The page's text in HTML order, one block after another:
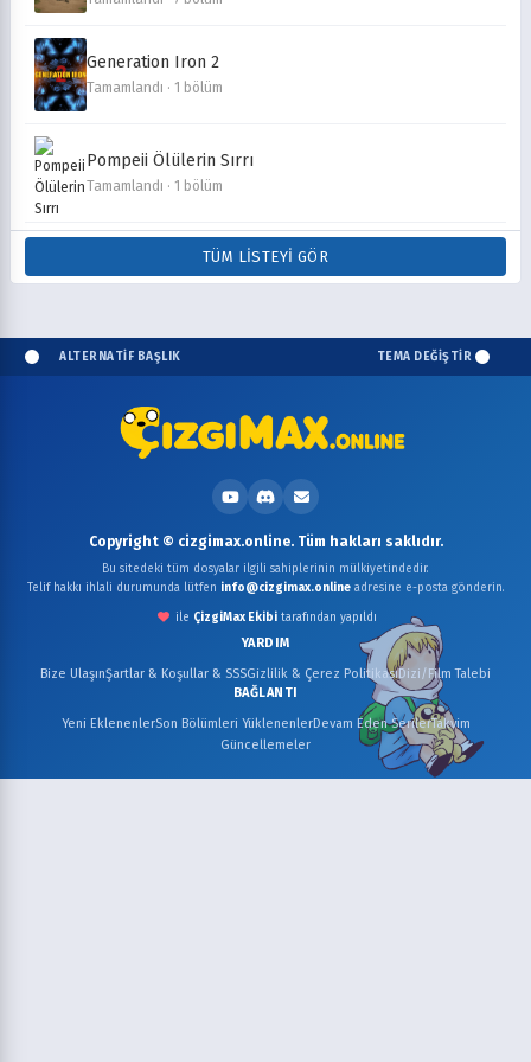
Generation Iron 2
Tamamlandı · 1 bölüm
Pompeii Ölülerin Sırrı
Tamamlandı · 1 bölüm
TÜM LISTEYI GÖR
ALTERNATİF BAŞLIK TEMA DEĞİŞTİR
YARDIM
Bize UlaşınŞartlar & Koşullar & SSSGizlilik & Çerez Politikası Dizi/Film Talebi
BAĞLANTI
Yeni EklenenlerSon Bölümleri YüklenenlerDevam Eden SerilerTakvim
Güncellemeler
Copyright © cizgimax.online. Tüm hakları saklıdır.
Bu sitedeki tüm dosyalar ilgili sahiplerinin mülkiyetindedir.
Telif hakkı ihlali durumunda lütfen info@cizgimax.onlineadresine e-posta gönderin.
ile ÇizgiMax Ekibitarafından yapıldı